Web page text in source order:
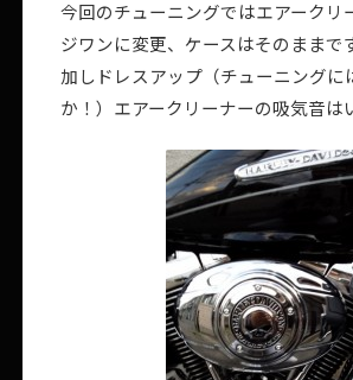
今回のチューニングではエアークリ
ジワンに変更、ケースはそのままで
加しドレスアップ（チューニングに
か！）エアークリーナーの吸気音は